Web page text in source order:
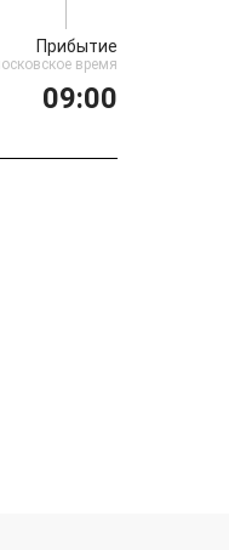
Прибытие
время
09:00